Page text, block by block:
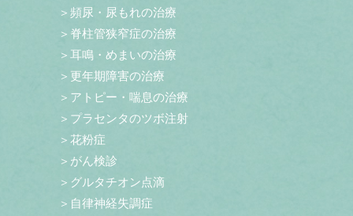
＞頻尿・尿もれの治療
＞脊柱管狭窄症の治療
＞耳鳴・めまいの治療
＞更年期障害の治療
＞アトピー・喘息の治療
＞プラセンタのツボ注射
＞花粉症
＞がん検診
＞グルタチオン点滴
＞自律神経失調症